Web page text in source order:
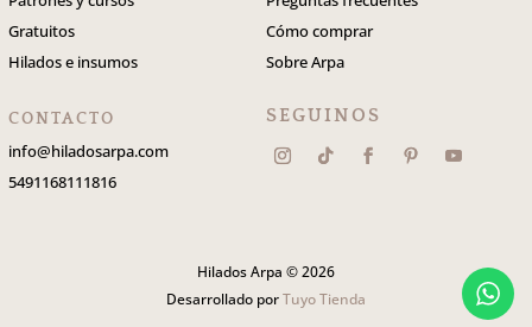
Gratuitos
Hilados e insumos
Cómo comprar
Sobre Arpa
CONTACTO
info@hiladosarpa.com
5491168111816
SEGUINOS
Hilados Arpa © 2026
Desarrollado porTuyo Tienda